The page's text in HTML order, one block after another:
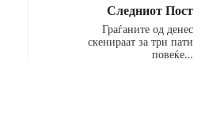
Следниот Пост
Граѓаните од денес
скенираат за три пати
повеќе…